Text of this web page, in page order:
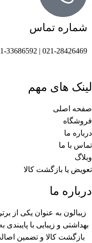
شماره تماس
021-28426469 | 031-33686592
لینک های مهم
صفحه اصلی
فروشگاه
درباره ما
تماس با ما
وبلاگ
تعویض یا بازگشت کالا
درباره ما
زیبالون به عنوان یکی از
بازگشت کالا و تضمین